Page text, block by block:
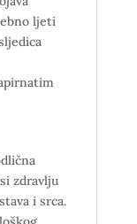
ljeti
zdravlju
i srca.